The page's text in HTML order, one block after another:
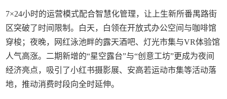
7×24小时的运营模式配合智慧化管理，让上生新所番禺路街
区突破了时间限制。白天，白领在开放式办公空间与咖啡馆
穿梭；夜晚，网红泳池畔的露天酒吧、灯光市集与VR体验馆
人气高涨。二期新增的“星空露台”与“创意工坊”更成为夜间
经济亮点，吸引了小红书摄影展、安高若运动市集等活动落
地，推动消费时段向全时延伸。